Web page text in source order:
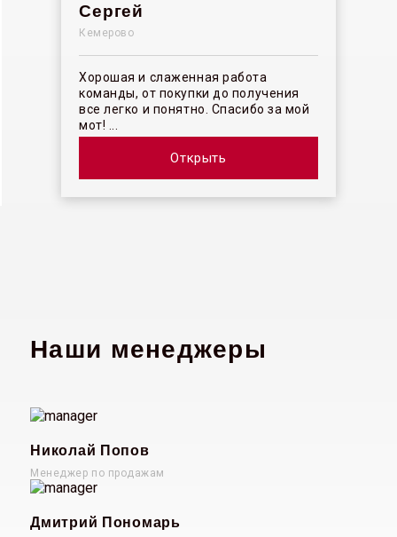
Сергей
Кемерово
Хорошая и слаженная работа
команды, от покупки до получения
все легко и понятно. Спасибо за мой
мот! ...
Открыть
Наши менеджеры
Николай Попов
Менеджер по продажам
Дмитрий Пономарь